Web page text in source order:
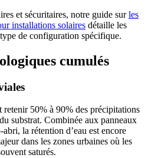
et sécuritaires, notre guide surles
installations solaires détaille les
de configuration spécifique.
cumulés
retenir 50% à 90% des précipitations
substrat. Combinée aux panneaux
la rétention d’eau est encore
dans les zones urbaines où les
saturés.